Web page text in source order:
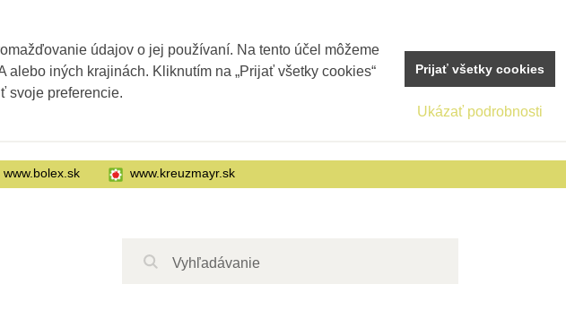
www.bolex.sk www.kreuzmayr.sk
údajov o jej používaní. Na tento účel môžeme
iných krajinách. Kliknutím na „Prijať všetky cookies“
svoje preferencie.
Ukázať podrobnosti
Prijať všetky cookies